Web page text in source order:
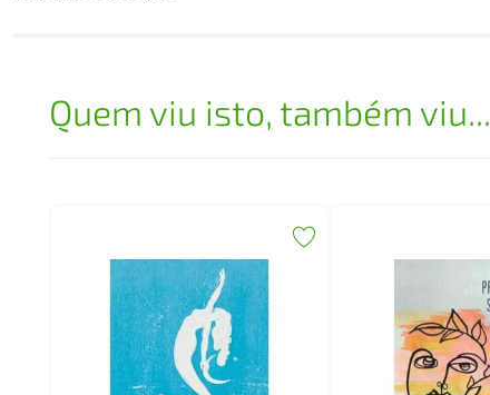
Quem viu isto, também viu...